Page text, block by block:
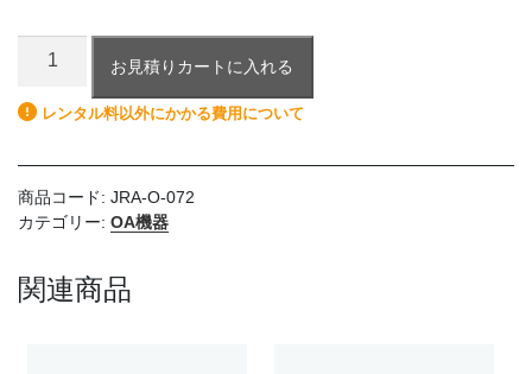
ト
ソ
コ
ン
i7）
（JRA-
お見積りカートに入れる
レンタル料以外にかかる費用について
商品コード: JRA-O-072
カテゴリー: OA機器
関連商品